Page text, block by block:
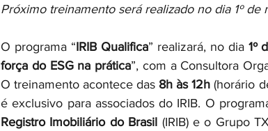
Próximo treinamento será realizado no dia 1º de
O programa “IRIB Qualifica” realizará, no dia 1º
força do ESG na prática”, com a Consultora
O treinamento acontece das 8h às 12h (horário
é exclusivo para associados do IRIB. O
Registro Imobiliário do Brasil (IRIB) e o Grupo